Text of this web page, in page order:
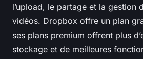
l’upload, le partage et la gestion
vidéos. Dropbox offre un plan
ses plans premium offrent plus
stockage et de meilleures